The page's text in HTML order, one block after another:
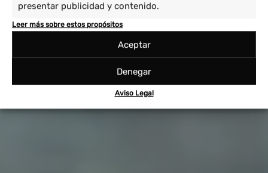
presentar publicidad y contenido.
Leer más sobre estos propósitos
Aceptar
Denegar
Aviso Legal